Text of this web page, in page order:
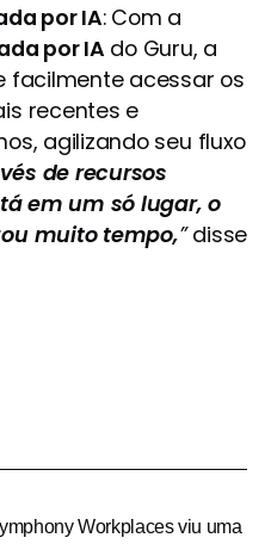
por IA: Com a
por IA do Guru, a
facilmente acessar os
recentes e
agilizando seu fluxo
de recursos
em um só lugar, o
muito tempo,”disse
Workplaces viu uma